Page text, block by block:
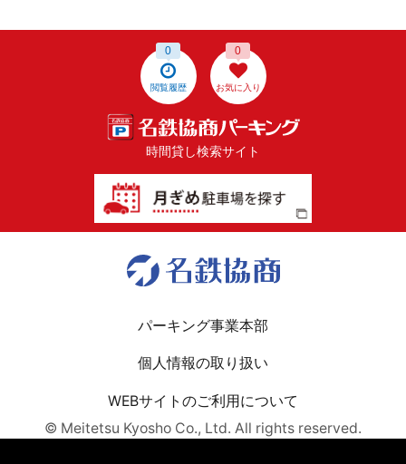
閲覧履歴
0
お気に入り
0
時間貸し検索サイト
パーキング事業本部
個人情報の取り扱い
WEBサイトのご利用について
© Meitetsu Kyosho Co., Ltd. All rights reserved.